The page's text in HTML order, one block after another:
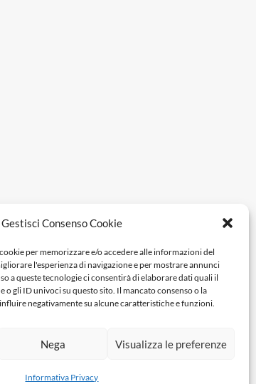
Gestisci Consenso Cookie
per memorizzare e/o accedere alle informazioni del
l'esperienza di navigazione e per mostrare annunci
a queste tecnologie ci consentirà di elaborare dati quali il
gli ID univoci su questo sito. Il mancato consenso o la
negativamente su alcune caratteristiche e funzioni.
Nega Visualizza le preferenze
Informativa Privacy